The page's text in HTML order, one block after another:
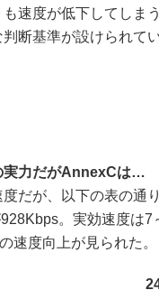
速度が低下してしま
断基準が設けられて
実力だがAnnexCは…
だが、以下の表の通
。実効速度は
速度向上が見られた。